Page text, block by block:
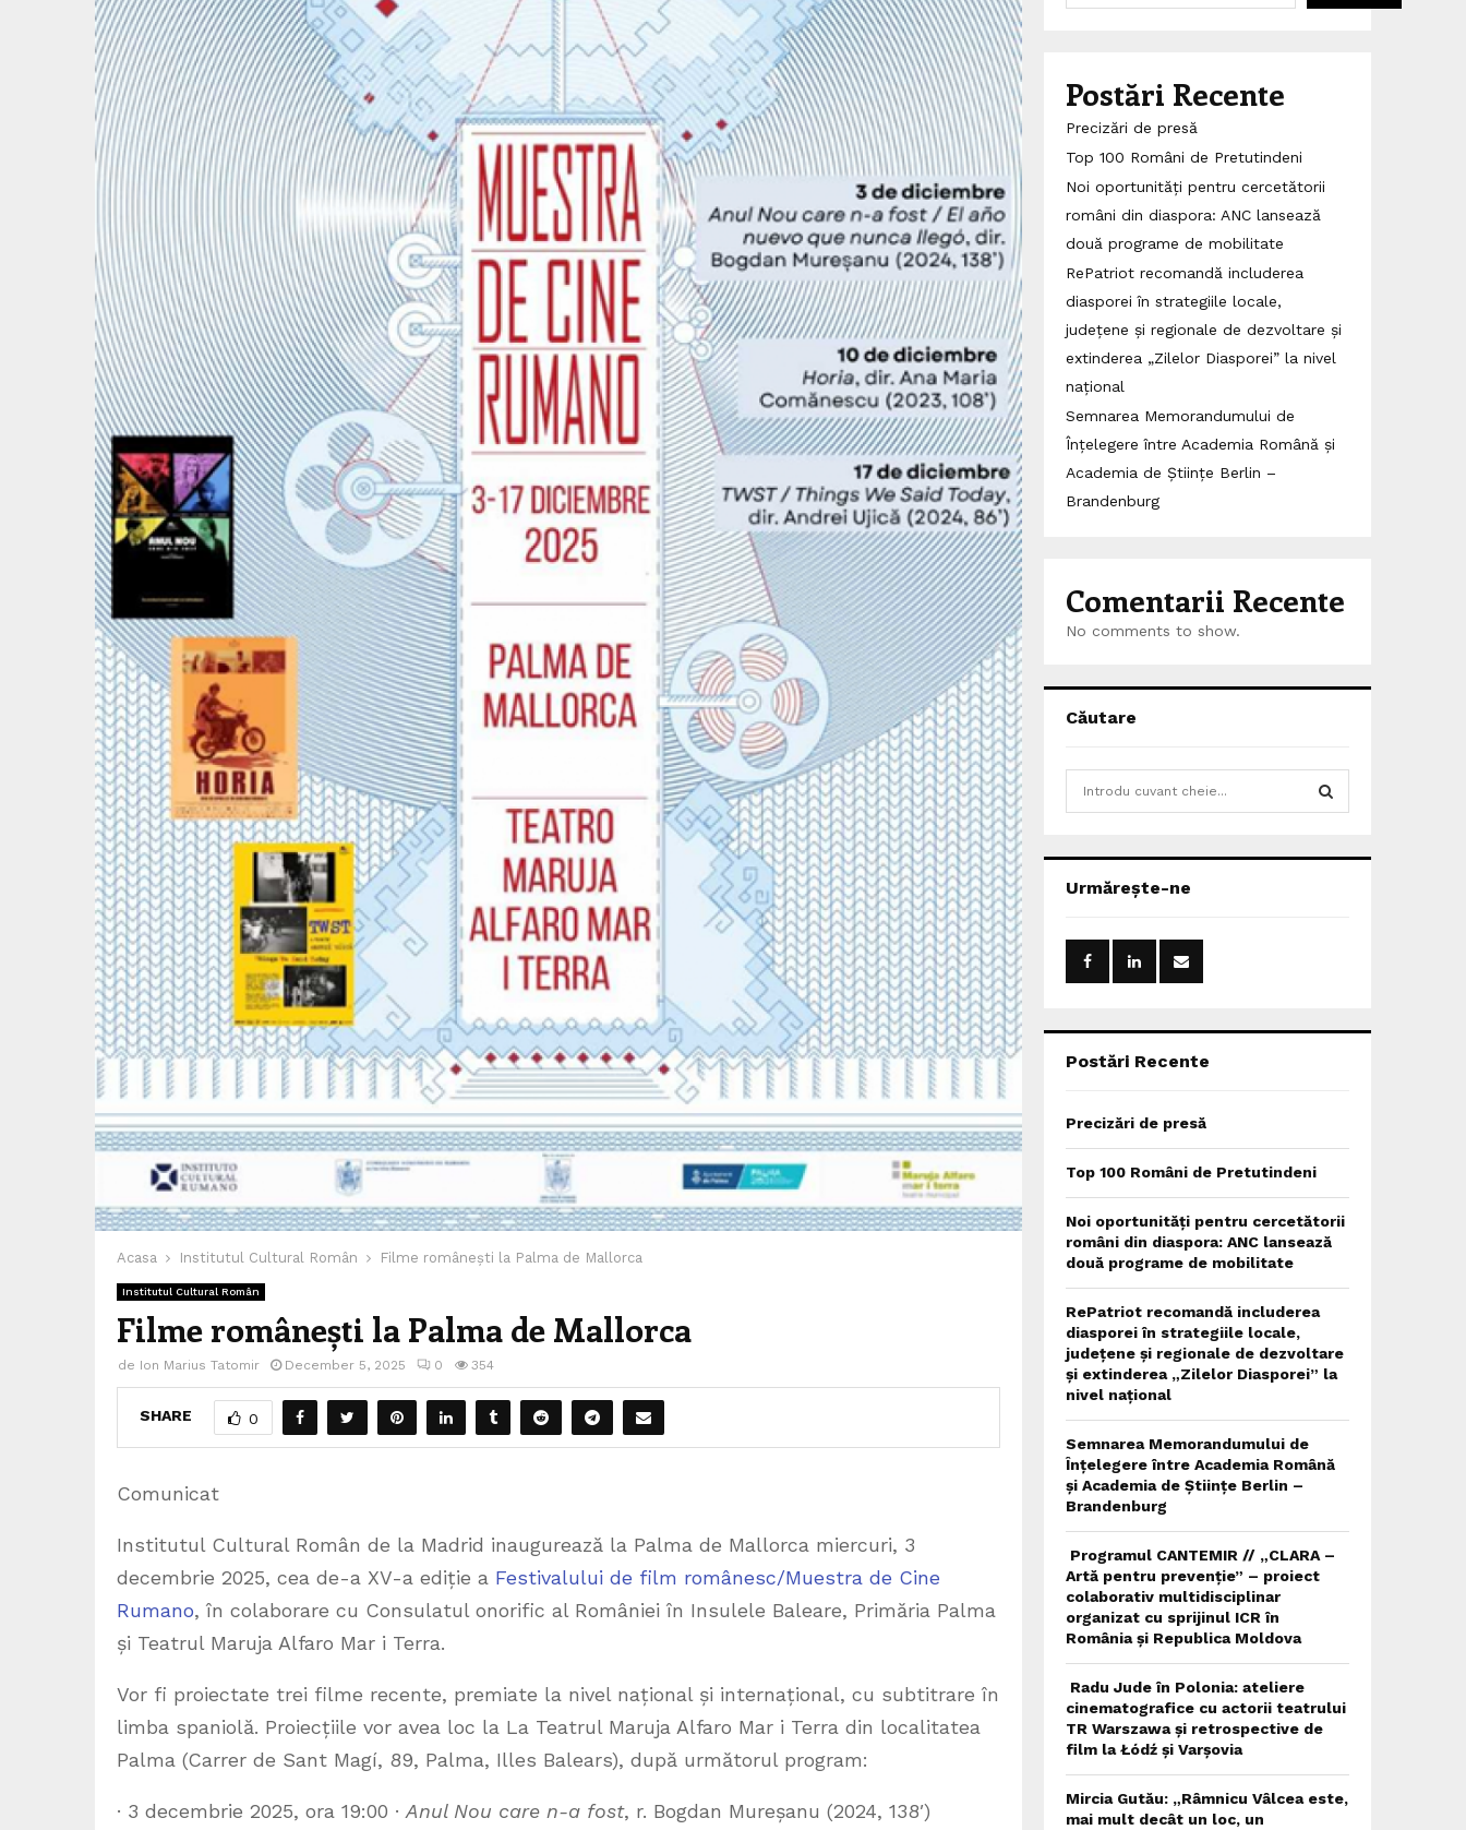
Acasa Institutul Cultural Român Filme românești la Palma de Mallorca
Institutul Cultural Român
Filme românești la Palma de Mallorca
de Ion Marius Tatomir December 5, 2025 0 354
SHARE 0
Comunicat
Institutul Cultural Român de la Madrid inaugurează la Palma de Mallorca miercuri, 3
decembrie 2025, cea de-a XV-a ediție a Festivalului de film românesc/Muestra de Cine
Rumano, în colaborare cu Consulatul onorific al României în Insulele Baleare, Primăria Palma
și Teatrul Maruja Alfaro Mar i Terra.
Vor fi proiectate trei filme recente, premiate la nivel național și internațional, cu subtitrare în
limba spaniolă. Proiecțiile vor avea loc la La Teatrul Maruja Alfaro Mar i Terra din localitatea
Palma (Carrer de Sant Magí, 89, Palma, Illes Balears), după următorul program:
· 3 decembrie 2025, ora 19:00 · Anul Nou care n-a fost, r. Bogdan Mureșanu (2024, 138′)
Postări Recente
Precizări de presă
Top 100 Români de Pretutindeni
Noi oportunități pentru cercetătorii
români din diaspora: ANC lansează
două programe de mobilitate
RePatriot recomandă includerea
diasporei în strategiile locale,
județene și regionale de dezvoltare și
extinderea „Zilelor Diasporei” la nivel
național
Semnarea Memorandumului de
Înțelegere între Academia Română și
Academia de Științe Berlin –
Brandenburg
Comentarii Recente
No comments to show.
Căutare
h
o
:
Urmărește-ne
Postări Recente
Precizări de presă
Top 100 Români de Pretutindeni
Noi oportunități pentru cercetătorii
români din diaspora: ANC lansează
două programe de mobilitate
RePatriot recomandă includerea
diasporei în strategiile locale,
județene și regionale de dezvoltare
și extinderea „Zilelor Diasporei” la
nivel național
Semnarea Memorandumului de
Înțelegere între Academia Română
și Academia de Științe Berlin –
Brandenburg
Programul CANTEMIR // „CLARA –
Artă pentru prevenție” – proiect
colaborativ multidisciplinar
organizat cu sprijinul ICR în
România și Republica Moldova
Radu Jude în Polonia: ateliere
cinematografice cu actorii teatrului
TR Warszawa și retrospective de
film la Łódź și Varșovia
Mircia Gutău: „Râmnicu Vâlcea este,
mai mult decât un loc, un